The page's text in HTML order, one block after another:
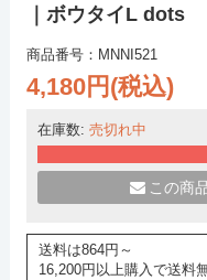
｜ボウタイL dots
商品番号：MNNI521
4,180円(税込)
在庫数: 売切れ中
この商
送料は864円～
16,200円以上購入で送料